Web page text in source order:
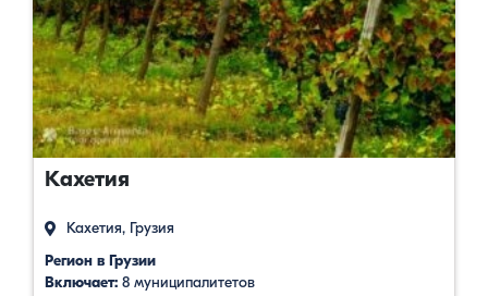
Кахетия
Кахетия, Грузия
Регион в Грузии
Включает: 8 муниципалитетов